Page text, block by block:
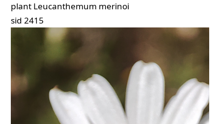
plant Leucanthemum merinoi
sid 2415